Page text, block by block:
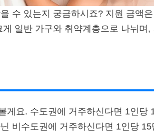
수 있는지 궁금하시죠? 지원 금액
일반 가구와 취약계층으로 나뉘며,
게요. 수도권에 거주하신다면 1인당
비수도권에 거주하신다면 1인당